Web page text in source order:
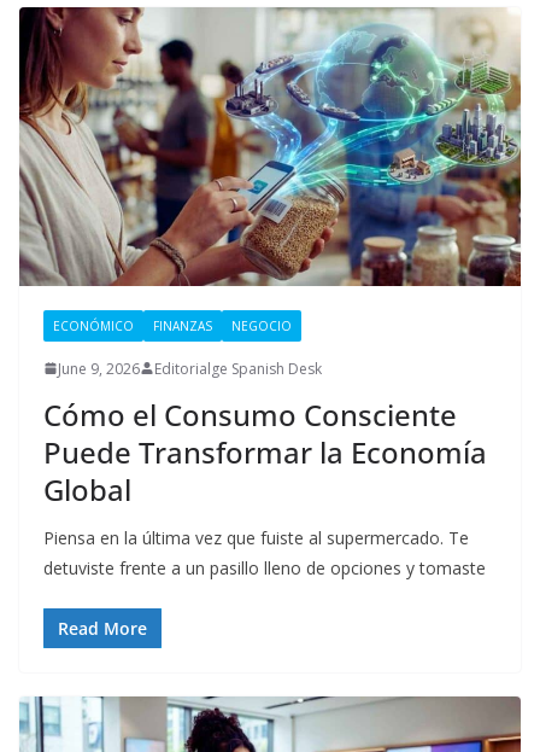
ECONÓMICO FINANZAS NEGOCIO
June 9, 2026 Editorialge Spanish Desk
Cómo el Consumo Consciente
Puede Transformar la Economía
Global
Piensa en la última vez que fuiste al supermercado. Te
detuviste frente a un pasillo lleno de opciones y tomaste
Read More